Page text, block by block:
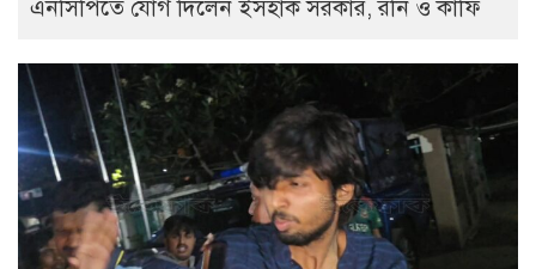
এনসিপিতে যোগ দিলেন ইসহাক সরকার, রনি ও কাফি